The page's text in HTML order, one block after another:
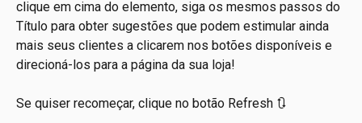
clique em cima do elemento, siga os mesmos passos do
Título para obter sugestões que podem estimular ainda
mais seus clientes a clicarem nos botões disponíveis e
direcioná-los para a página da sua loja!
Se quiser recomeçar, clique no botão Refresh 🔃